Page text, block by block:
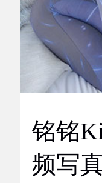
铭铭
频写